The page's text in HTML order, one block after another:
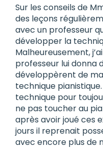
Sur les conseils de
des leçons
avec un professeur
développer la
Malheureusement,
professeur lui donna
développèrent de
technique
technique pour
ne pas toucher au
après avoir joué ces
jours il reprenait
avec encore plus de